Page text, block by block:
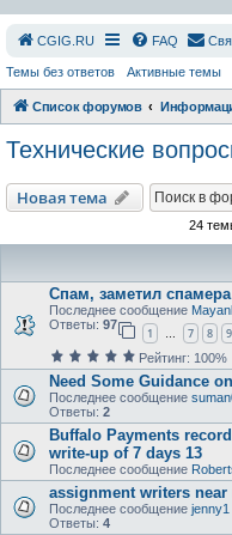
СGIG.RU FAQ
Темы без ответов Активные темы
Список форумов
Технические
Новая тема
24
Спам, заметил
Последнее сообщение
Ответы: 97
1 … 7 8 9
Рейтинг: 100%
Need Some Guidance
Последнее сообщение
Ответы: 2
Buffalo Payments
write-up of 7 days 13
Последнее сообщение
assignment writers near
Последнее сообщение jenny1
Ответы: 4